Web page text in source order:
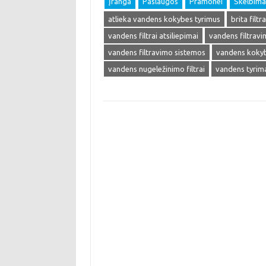
atlieka vandens kokybes tyrimus
brita
vandens filtrai atsiliepimai
vandens
vandens filtravimo sistemos
vandens
vandens nugeležinimo filtrai
vandens